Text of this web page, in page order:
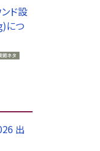
ド設
につ
術ネタ
出